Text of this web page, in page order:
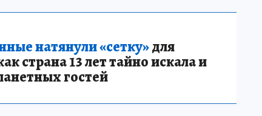
натянули «сетку»для
страна 13 лет тайно искала и
гостей